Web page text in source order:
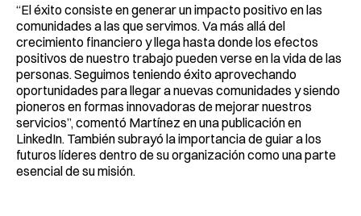
“El éxito consiste en generar un impacto positivo en las
comunidades a las que servimos. Va más allá del
crecimiento financiero y llega hasta donde los efectos
positivos de nuestro trabajo pueden verse en la vida de las
personas. Seguimos teniendo éxito aprovechando
oportunidades para llegar a nuevas comunidades y siendo
pioneros en formas innovadoras de mejorar nuestros
servicios”, comentó Martínez en una publicación en
LinkedIn. También subrayó la importancia de guiar a los
futuros líderes dentro de su organización como una parte
esencial de su misión.